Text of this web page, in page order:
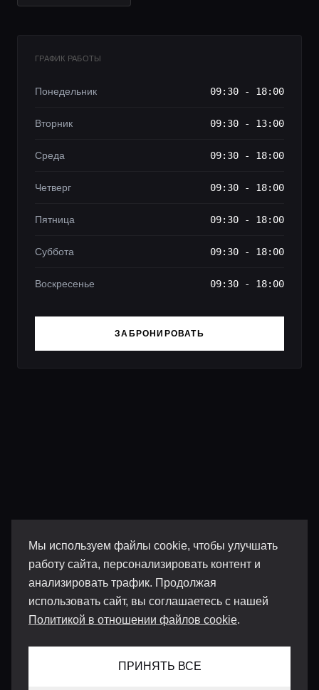
Мы используем файлы cookie, чтобы улучшать
работу сайта, персонализировать контент и
анализировать трафик. Продолжая
использовать сайт, вы соглашаетесь с нашей
Политикой в отношении файлов cookie.
ПРИНЯТЬ ВСЕ
ГРАФИК РАБОТЫ
Понедельник 09:30 - 18:00
Вторник 09:30 - 13:00
Среда 09:30 - 18:00
Четверг 09:30 - 18:00
Пятница 09:30 - 18:00
Суббота 09:30 - 18:00
Воскресенье 09:30 - 18:00
ЗАБРОНИРОВАТЬ